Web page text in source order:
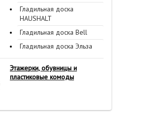
Гладильная доска
HAUSHALT
Гладильная доска Bell
Гладильная доска Эльза
Этажерки, обувницы и
пластиковые комоды